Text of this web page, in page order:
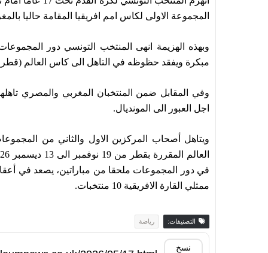
المجموعة الاولى لكاس امم افريقيا المقامة حاليا
وبهذه الهزيمة انهى المنتخب التونسي دور
مبكرة ويفقد حظوظه في التاهل الى كاس العالم (قطر 2026).
وفي المقابل ضمن المنتخبان المغربي والمصري
اجل العبور الى المونديال.
ويتاهل أصحاب المركزين الاول والثاني من
في دور المجموعات ملحقا من مباراتين، يصعد في
ممثلي القارة الافريقية 10 منتخبات.
التصنيفات: رياضة
نسخ